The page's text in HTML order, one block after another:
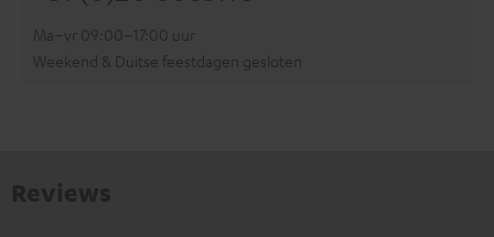
Ma–vr 09:00–17:00 uur
Weekend & Duitse feestdagen gesloten